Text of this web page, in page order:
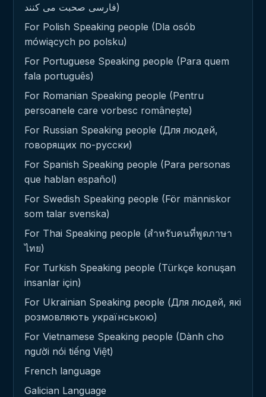
فارسی صحبت می کنند)
For Polish Speaking people (Dla osób
mówiących po polsku)
For Portuguese Speaking people (Para quem
fala português)
For Romanian Speaking people (Pentru
persoanele care vorbesc românește)
For Russian Speaking people (Для людей,
говорящих по-русски)
For Spanish Speaking people (Para personas
que hablan español)
For Swedish Speaking people (För människor
som talar svenska)
For Thai Speaking people (สำหรับคนที่พูดภาษา
ไทย)
For Turkish Speaking people (Türkçe konuşan
insanlar için)
For Ukrainian Speaking people (Для людей, які
розмовляють українською)
For Vietnamese Speaking people (Dành cho
người nói tiếng Việt)
French language
Galician Language